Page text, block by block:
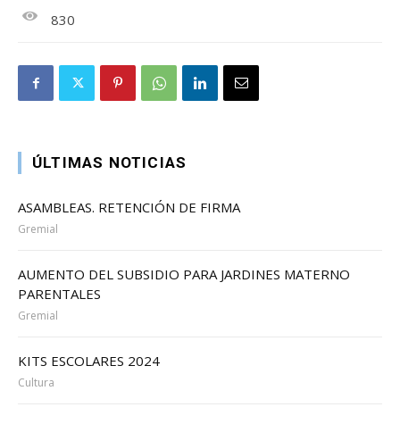
830
ÚLTIMAS NOTICIAS
ASAMBLEAS. RETENCIÓN DE FIRMA
Gremial
AUMENTO DEL SUBSIDIO PARA JARDINES MATERNO
PARENTALES
Gremial
KITS ESCOLARES 2024
Cultura